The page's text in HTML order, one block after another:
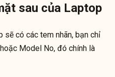
sau của Laptop
có các tem nhãn, bạn chỉ
Model No, đó chính là